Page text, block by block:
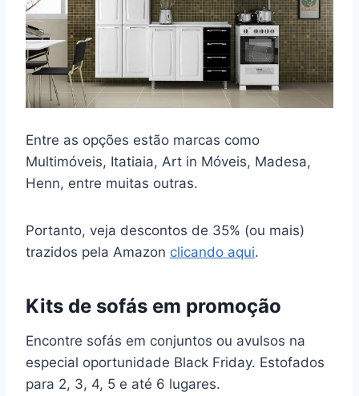
Entre as opções estão marcas como
Multimóveis, Itatiaia, Art in Móveis, Madesa,
Henn, entre muitas outras.
Portanto, veja descontos de 35% (ou mais)
trazidos pela Amazon clicando aqui.
Kits de sofás em promoção
Encontre sofás em conjuntos ou avulsos na
especial oportunidade Black Friday. Estofados
para 2, 3, 4, 5 e até 6 lugares.